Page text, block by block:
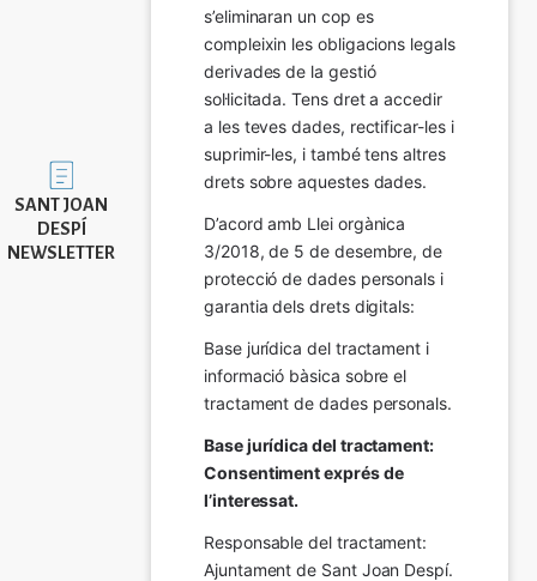
Imatge
SANT JOAN
DESPÍ
NEWSLETTER
s’eliminaran un cop es
compleixin les obligacions legals
derivades de la gestió
sol·licitada. Tens dret a accedir
a les teves dades, rectificar-les i
suprimir-les, i també tens altres
drets sobre aquestes dades.
D’acord amb Llei orgànica
3/2018, de 5 de desembre, de
protecció de dades personals i
garantia dels drets digitals:
Base jurídica del tractament i
informació bàsica sobre el
tractament de dades personals.
Base jurídica del tractament:
Consentiment exprés de
l’interessat.
Responsable del tractament:
Ajuntament de Sant Joan Despí.